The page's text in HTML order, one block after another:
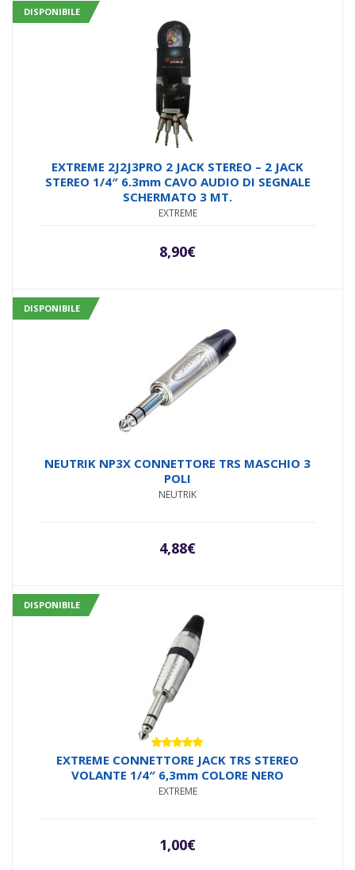
DISPONIBILE
EXTREME 2J2J3PRO 2 JACK STEREO – 2 JACK
STEREO 1/4″ 6.3mm CAVO AUDIO DI SEGNALE
SCHERMATO 3 MT.
EXTREME
8,90€
DISPONIBILE
NEUTRIK NP3X CONNETTORE TRS MASCHIO 3
POLI
NEUTRIK
4,88€
DISPONIBILE
Valutato
5.00su 5
EXTREME CONNETTORE JACK TRS STEREO
VOLANTE 1/4″ 6,3mm COLORE NERO
EXTREME
1,00€